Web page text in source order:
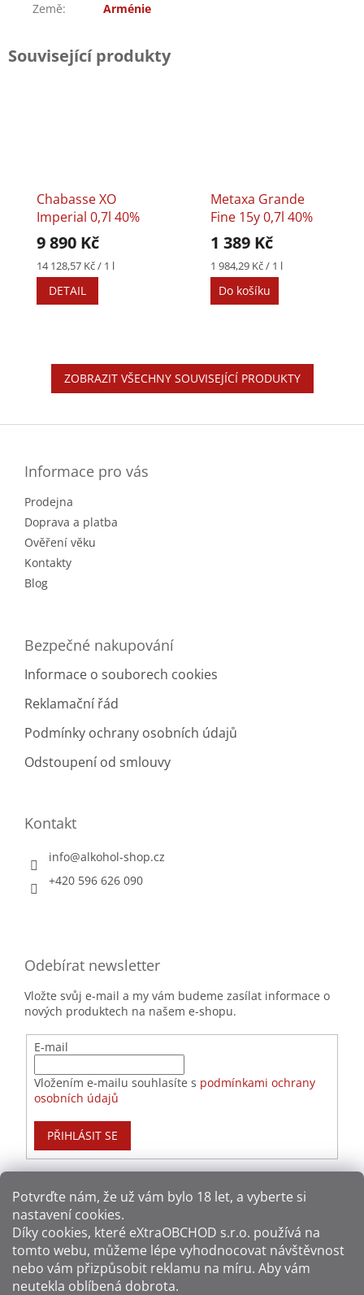
Potvrďte nám​​, že už vám bylo 18 let, a vyberte si
nastavení cookies.
Díky cookies, které eXtraOBCHOD s.r.o. používá na
tomto webu, můžeme lépe vyhodnocovat návštěvnost
nebo vám přizpůsobit reklamu na míru. Aby vám
neutekla oblíbená dobrota.
Země: Arménie
Související produkty
Chabasse XO
Imperial 0,7l 40%
9 890 Kč
Měrná
cena:
14 128,57 Kč / 1 l
DETAIL
Metaxa Grande
Fine 15y 0,7l 40%
1 389 Kč
Měrná
cena:
1 984,29 Kč / 1 l
Do košíku
ZOBRAZIT VŠECHNY SOUVISEJÍCÍ PRODUKTY
Informace pro vás
Prodejna
Doprava a platba
Ověření věku
Kontakty
Blog
Bezpečné nakupování
Informace o souborech cookies
Reklamační řád
Podmínky ochrany osobních údajů
Odstoupení od smlouvy
Kontakt
info@alkohol-shop.cz
+420 596 626 090
Odebírat newsletter
Vložte svůj e-mail a my vám budeme zasílat informace o
nových produktech na našem e-shopu.
E-mail
Vložením e-mailu souhlasíte s podmínkami ochrany
osobních údajů
PŘIHLÁSIT SE
Způsoby dopravy: